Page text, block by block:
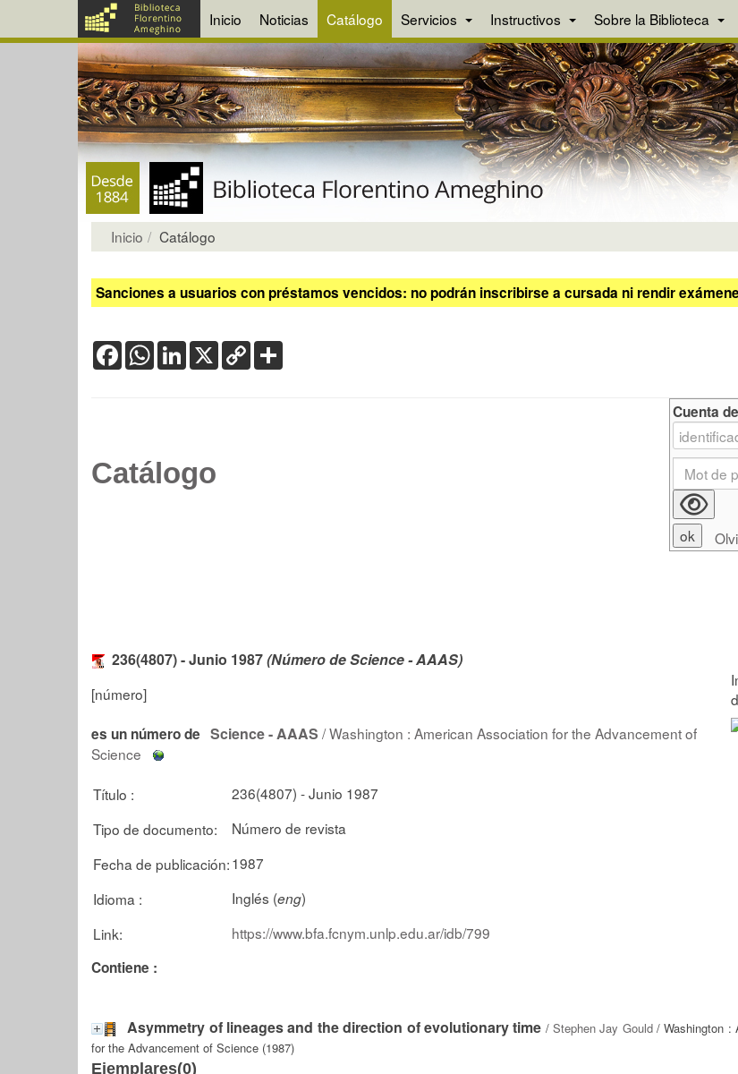
Inicio Noticias Catálogo Servicios Instructivos Sobre la Biblioteca
Inicio Catálogo
Sanciones a usuarios con préstamos vencidos: no podrán inscribirse a cursada ni rendir
FacebookWhatsApp
LinkedIn
X Copy
Link
Catálogo
236(4807) - Junio 1987(Número de Science - AAAS)
[número]
es un número de Science - AAAS / Washington : American Association for the Advancement of
Science
Título :
236(4807) - Junio 1987
Tipo de documento:
Número de revista
Fecha de publicación:1987
Idioma :
Inglés (eng)
Link:
https://www.bfa.fcnym.unlp.edu.ar/idb/799
Contiene :
Asymmetry of lineages and the direction of evolutionary time / Stephen Jay Gould/ Washington :
for the Advancement of Science (1987)
Ejemplares(0)
Cuenta